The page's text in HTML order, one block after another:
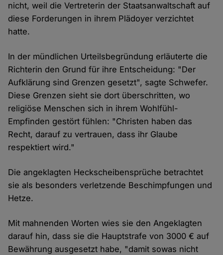
nicht, weil die Vertreterin der Staatsanwaltschaft auf
diese Forderungen in ihrem Plädoyer verzichtet
hatte.
In der mündlichen Urteilsbegründung erläuterte die
Richterin den Grund für ihre Entscheidung: "Der
Aufklärung sind Grenzen gesetzt", sagte Schwefer.
Diese Grenzen sieht sie dort überschritten, wo
religiöse Menschen sich in ihrem Wohlfühl-
Empfinden gestört fühlen: "Christen haben das
Recht, darauf zu vertrauen, dass ihr Glaube
respektiert wird."
Die angeklagten Heckscheibensprüche betrachtet
sie als besonders verletzende Beschimpfungen und
Hetze.
Mit mahnenden Worten wies sie den Angeklagten
darauf hin, dass sie die Hauptstrafe von 3000 € auf
Bewährung ausgesetzt habe, "damit sowas nicht